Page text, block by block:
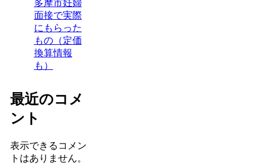
多摩市妊婦
面接で実際
にもらった
もの（定価
換算情報
も）
最近のコメ
ント
表示できるコメン
トはありません。